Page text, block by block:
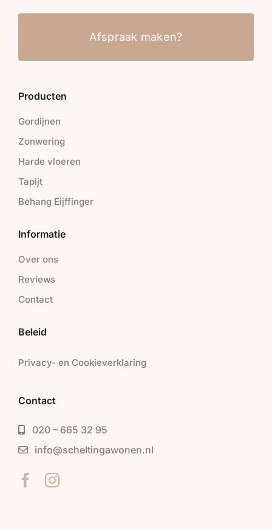
Afspraak maken?
Producten
Gordijnen
Zonwering
Harde vloeren
Tapijt
Behang Eijffinger
Informatie
Over ons
Reviews
Contact
Beleid
Privacy- en Cookieverklaring
Contact
020 – 665 32 95
info@scheltingawonen.nl